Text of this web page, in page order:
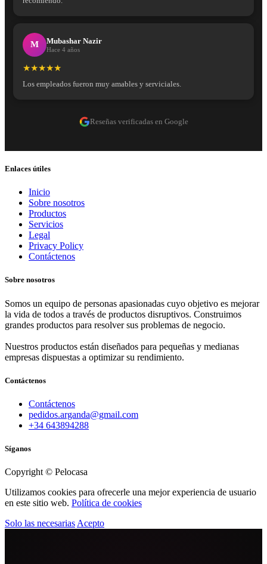
M Mubashar Nazir
Hace 4 años
★★★★★
Los empleados fueron muy amables y serviciales.
Reseñas verificadas en Google
Enlaces útiles
Inicio
Sobre nosotros
Productos
Servicios
Legal
Privacy Policy
Contáctenos
Sobre nosotros
Somos un equipo de personas apasionadas cuyo objetivo es mejorar
la vida de todos a través de productos disruptivos. Construimos
grandes productos para resolver sus problemas de negocio.
Nuestros productos están diseñados para pequeñas y medianas
empresas dispuestas a optimizar su rendimiento.
Contáctenos
Contáctenos
pedidos.arganda@gmail.com
+34 643894288
Síganos
Copyright © Pelocasa
Utilizamos cookies para ofrecerle una mejor experiencia de usuario
en este sitio web. Política de cookies
Solo las necesarias Acepto